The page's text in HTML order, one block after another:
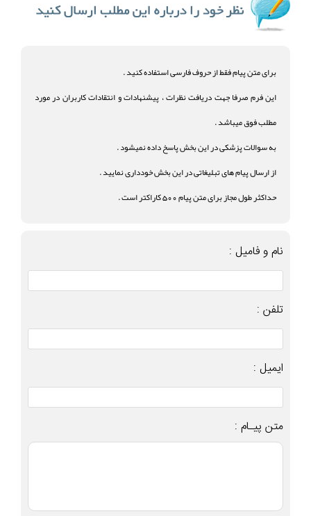
برای متن پیام فقط از حروف فارسی استفاده کنید .
این فرم صرفا جهت دریافت نظرات ، پیشنهادات و انتقادات کاربران در مورد
مطلب فوق میباشد .
به سوالات پزشکی در این بخش پاسخ داده نمیشود .
از ارسال پیام های تبلیغاتی در این بخش خودداری نمایید .
حداکثر طول مجاز برای متن پیام 500 کاراکتر است .
نام و فامیل :
تلفن :
ایمیل :
متن پیـام :